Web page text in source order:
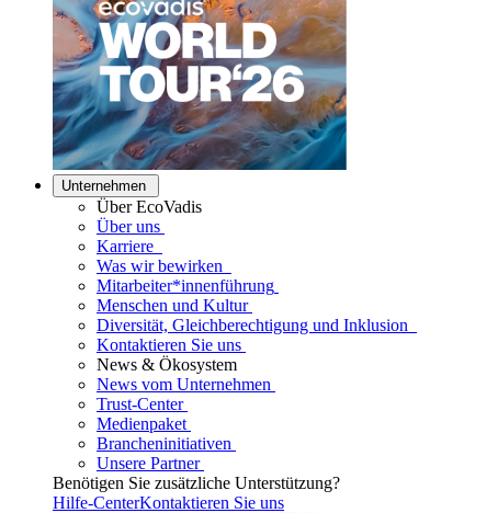
Unternehmen
Über EcoVadis
Über uns
Karriere
Was wir bewirken
Mitarbeiter*innenführung
Menschen und Kultur
Diversität, Gleichberechtigung und Inklusion
Kontaktieren Sie uns
News & Ökosystem
News vom Unternehmen
Trust-Center
Medienpaket
Brancheninitiativen
Unsere Partner
Benötigen Sie zusätzliche Unterstützung?
Hilfe-CenterKontaktieren Sie uns